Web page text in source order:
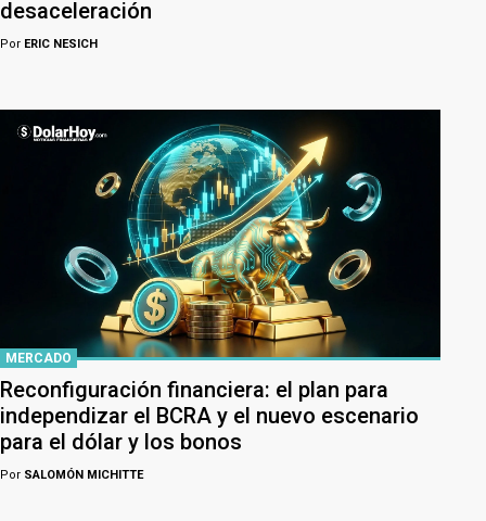
desaceleración
Por ERIC NESICH
MERCADO
Reconfiguración financiera: el plan para
independizar el BCRA y el nuevo escenario
para el dólar y los bonos
Por SALOMÓN MICHITTE